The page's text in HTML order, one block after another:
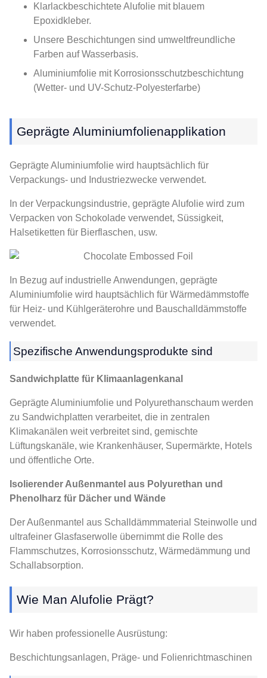
Klarlackbeschichtete Alufolie mit blauem
Epoxidkleber.
Unsere Beschichtungen sind umweltfreundliche
Farben auf Wasserbasis.
Aluminiumfolie mit Korrosionsschutzbeschichtung
(Wetter- und UV-Schutz-Polyesterfarbe)
Geprägte Aluminiumfolienapplikation
Geprägte Aluminiumfolie wird hauptsächlich für
Verpackungs- und Industriezwecke verwendet.
In der Verpackungsindustrie, geprägte Alufolie wird zum
Verpacken von Schokolade verwendet, Süssigkeit,
Halsetiketten für Bierflaschen, usw.
In Bezug auf industrielle Anwendungen, geprägte
Aluminiumfolie wird hauptsächlich für Wärmedämmstoffe
für Heiz- und Kühlgeräterohre und Bauschalldämmstoffe
verwendet.
Spezifische Anwendungsprodukte sind
Sandwichplatte für Klimaanlagenkanal
Geprägte Aluminiumfolie und Polyurethanschaum werden
zu Sandwichplatten verarbeitet, die in zentralen
Klimakanälen weit verbreitet sind, gemischte
Lüftungskanäle, wie Krankenhäuser, Supermärkte, Hotels
und öffentliche Orte.
Isolierender Außenmantel aus Polyurethan und
Phenolharz für Dächer und Wände
Der Außenmantel aus Schalldämmmaterial Steinwolle und
ultrafeiner Glasfaserwolle übernimmt die Rolle des
Flammschutzes, Korrosionsschutz, Wärmedämmung und
Schallabsorption.
Wie Man Alufolie Prägt?
Wir haben professionelle Ausrüstung:
Beschichtungsanlagen, Präge- und Folienrichtmaschinen